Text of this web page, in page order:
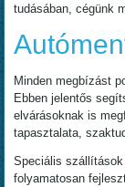
tudásában, cégünk
Minden megbízást
Ebben jelentős
elvárásoknak is
tapasztalata,
Speciális
folyamatosan